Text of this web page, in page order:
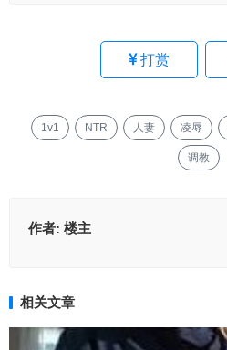
打赏
1v1 NTR 人妻 凌辱
调教
作者: 楼主
相关文章